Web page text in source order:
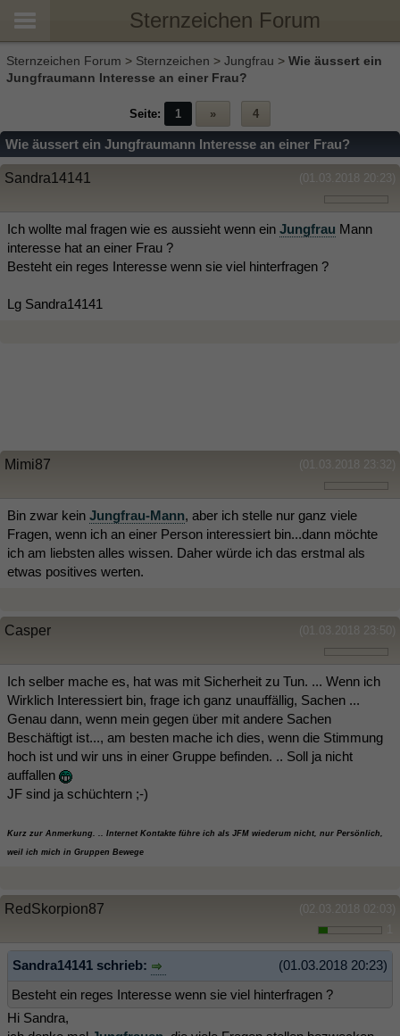
Sternzeichen Forum
Sternzeichen Forum > Sternzeichen > Jungfrau > Wie äussert ein
Jungfraumann Interesse an einer Frau?
Seite: 1 » 4
Wie äussert ein Jungfraumann Interesse an einer Frau?
(01.03.2018 20:23)
Sandra14141
Ich wollte mal fragen wie es aussieht wenn ein Jungfrau Mann
interesse hat an einer Frau ?
Besteht ein reges Interesse wenn sie viel hinterfragen ?
Lg Sandra14141
(01.03.2018 23:32)
Mimi87
Bin zwar kein Jungfrau-Mann, aber ich stelle nur ganz viele
Fragen, wenn ich an einer Person interessiert bin...dann möchte
ich am liebsten alles wissen. Daher würde ich das erstmal als
etwas positives werten.
(01.03.2018 23:50)
Casper
Ich selber mache es, hat was mit Sicherheit zu Tun. ... Wenn ich
Wirklich Interessiert bin, frage ich ganz unauffällig, Sachen ...
Genau dann, wenn mein gegen über mit andere Sachen
Beschäftigt ist..., am besten mache ich dies, wenn die Stimmung
hoch ist und wir uns in einer Gruppe befinden. .. Soll ja nicht
auffallen
JF sind ja schüchtern ;-)
Kurz zur Anmerkung. .. Internet Kontakte führe ich als JFM wiederum nicht, nur Persönlich,
weil ich mich in Gruppen Bewege
(02.03.2018 02:03)
RedSkorpion87
(01.03.2018 20:23)
Sandra14141 schrieb:
Besteht ein reges Interesse wenn sie viel hinterfragen ?
Hi Sandra,